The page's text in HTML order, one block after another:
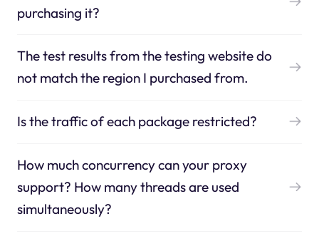
purchasing it?
The test results from the testing website do
not match the region I purchased from.
Is the traffic of each package restricted?
How much concurrency can your proxy
support? How many threads are used
simultaneously?